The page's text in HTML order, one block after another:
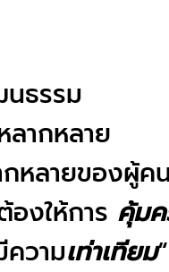
ธรรม
ากหลาย
หลายของผู้ค
องให้การ คุ้ม
วามเท่าเทียม“